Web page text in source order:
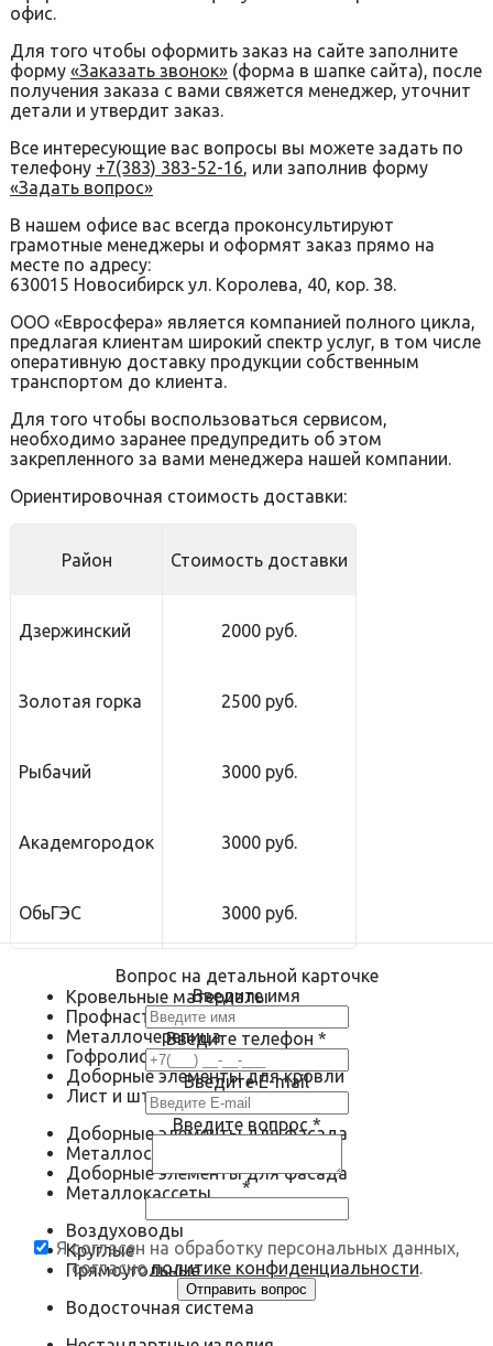
офис.
Для того чтобы оформить заказ на сайте заполните
форму «Заказать звонок» (форма в шапке сайта), после
получения заказа с вами свяжется менеджер, уточнит
детали и утвердит заказ.
Все интересующие вас вопросы вы можете задать по
телефону +7(383) 383-52-16, или заполнив форму
«Задать вопрос»
В нашем офисе вас всегда проконсультируют
грамотные менеджеры и оформят заказ прямо на
месте по адресу:
630015 Новосибирск ул. Королева, 40, кор. 38.
ООО «Евросфера» является компанией полного цикла,
предлагая клиентам широкий спектр услуг, в том числе
оперативную доставку продукции собственным
транспортом до клиента.
Для того чтобы воспользоваться сервисом,
необходимо заранее предупредить об этом
закрепленного за вами менеджера нашей компании.
Ориентировочная стоимость доставки:
Район Стоимость доставки
Дзержинский 2000 руб.
Золотая горка 2500 руб.
Рыбачий 3000 руб.
Академгородок 3000 руб.
ОбьГЭС 3000 руб.
Вопрос на детальной карточке
Введите имя
Введите телефон *
Введите E-mail
Введите вопрос *
*
Я согласен на обработку персональных данных,
согласнополитике конфиденциальности.
Кровельные материалы
Профнастил
Металлочерепица
Гофролист
Доборные элементы для кровли
Лист и штрипс
Доборные элементы для фасада
Металлосайдинг
Доборные элементы для фасада
Металлокассеты
Воздуховоды
Круглые
Прямоугольные
Водосточная система